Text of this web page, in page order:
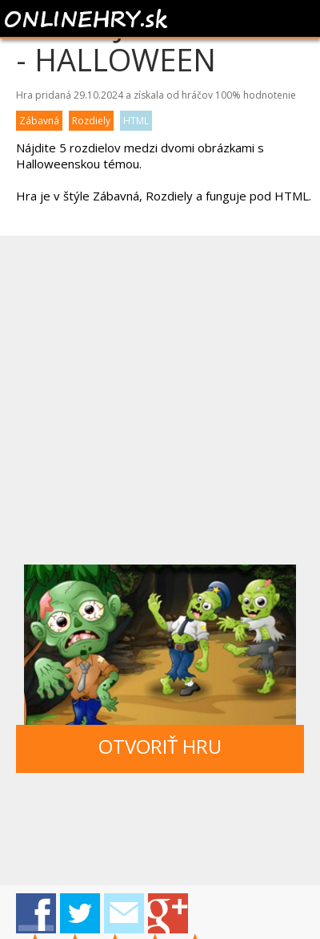
HĽADAJTE ROZDIELY
- HALLOWEEN
Hra pridaná 29.10.2024 a získala od hráčov 100% hodnotenie
Zábavná
Rozdiely HTML
Nájdite 5 rozdielov medzi dvomi obrázkami s
Halloweenskou témou.
Hra je v štýle Zábavná, Rozdiely a funguje pod HTML.
OTVORIŤ HRU